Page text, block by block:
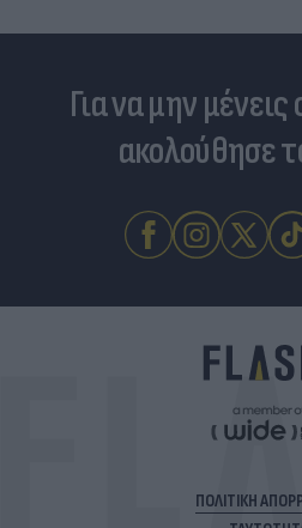
Για να μην
ακολούθησε
ΠΟΛΙΤΙΚΗ